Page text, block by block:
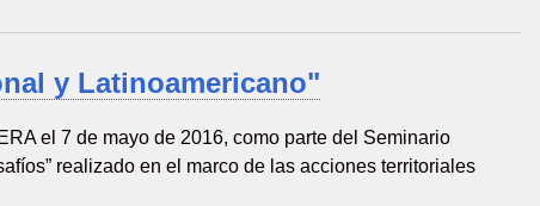
y Latinoamericano"
el 7 de mayo de 2016, como parte del Seminario
realizado en el marco de las acciones territoriales